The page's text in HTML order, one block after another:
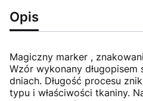
Opis
Magiczny marker ,
Wzór wykonany długopisem
dniach. Długość procesu
typu i właściwości tkaniny.